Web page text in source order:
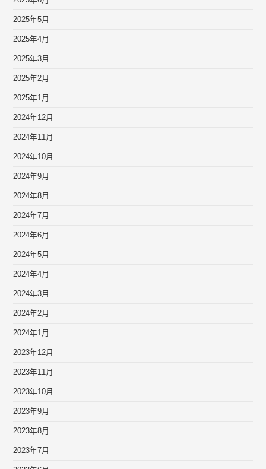
2025年5月
2025年4月
2025年3月
2025年2月
2025年1月
2024年12月
2024年11月
2024年10月
2024年9月
2024年8月
2024年7月
2024年6月
2024年5月
2024年4月
2024年3月
2024年2月
2024年1月
2023年12月
2023年11月
2023年10月
2023年9月
2023年8月
2023年7月